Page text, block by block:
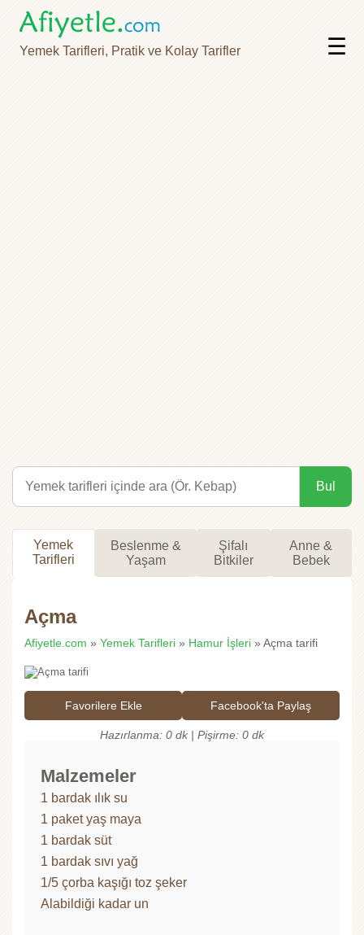
Yemek Tarifleri, Pratik ve Kolay Tarifler ☰
Bul
Yemek
Tarifleri
Beslenme &
Yaşam
Şifalı
Bitkiler
Anne &
Bebek
Açma
Afiyetle.com » Yemek Tarifleri » Hamur İşleri » Açma tarifi
Favorilere Ekle Facebook'ta Paylaş
Hazırlanma: 0 dk | Pişirme: 0 dk
Malzemeler
1 bardak ılık su
1 paket yaş maya
1 bardak süt
1 bardak sıvı yağ
1/5 çorba kaşığı toz şeker
Alabildiği kadar un